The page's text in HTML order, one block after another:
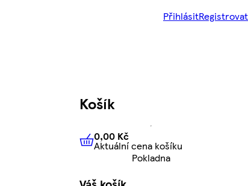
PřihlásitRegistrovat
Košík
0,00 KčAktuální cena košíku
0,00 Kč
Aktuální cena košíku
Pokladna